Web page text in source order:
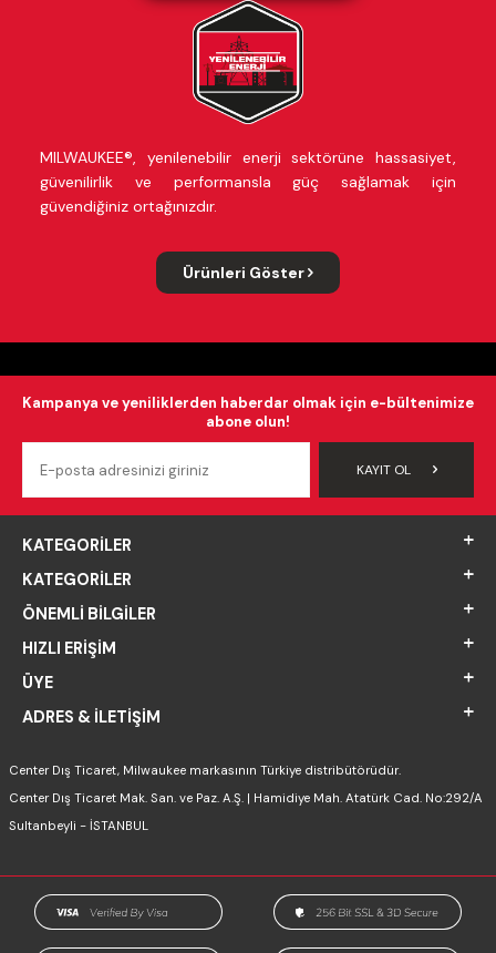
MILWAUKEE®, yenilenebilir enerji sektörüne hassasiyet,
güvenilirlik ve performansla güç sağlamak için
güvendiğiniz ortağınızdır.
Ürünleri Göster
Kampanya ve yeniliklerden haberdar olmak için e-bültenimize
abone olun!
KAYIT OL
KATEGORILER
KATEGORILER
ÖNEMLI BILGILER
HIZLI ERIŞIM
ÜYE
ADRES & İLETIŞIM
Center Dış Ticaret, Milwaukee markasının Türkiye distribütörüdür.
Center Dış Ticaret Mak. San. ve Paz. A.Ş. | Hamidiye Mah. Atatürk Cad. No:292/A
Sultanbeyli - İSTANBUL